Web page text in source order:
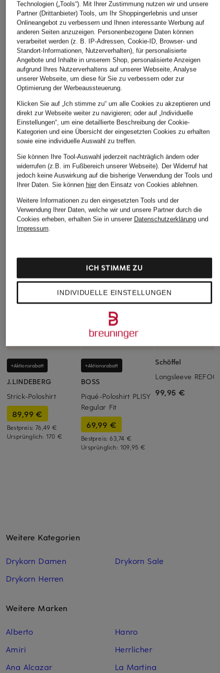
43,99 €
Bestpreis:37,39 €
Ursprünglich:59,95 €
29,99 €
Bestpreis:25,49 €
Ursprünglich:39,99 €
49,99 €
Bestpreis:
Ursprünglich:
ÄHNLICHE ARTIKEL ENTDECKEN
+Aktionsrabatt
J.LINDEBERG
Strick-Poloshirt
89,99 €
Bestpreis:76,49 €
Ursprünglich: 170 €
+Aktionsrabatt
BOSS
Piqué-Poloshirt PLISY
Regular Fit
69,99 €
Bestpreis:63,74 €
Ursprünglich: 109,95 €
Schöffel
Longsleeve
99,95 €
Weitere Kategorien
Drykorn Damen
Drykorn Herren
Drykorn Sale
Weitere Marken
Alberto
Amiri
Ana Alcazar
Hanro
Herrlicher
La Martina
Technologien („Tools“). Mit Ihrer Zustimmung nutzen wir und unsere
Partner (Drittanbieter) Tools, um Ihr Shoppingerlebnis und unser
Onlineangebot zu verbessern und Ihnen interessante Werbung auf
anderen Seiten anzuzeigen. Personenbezogene Daten können
verarbeitet werden (z. B. IP-Adressen, Cookie-ID, Browser- und
Standort-Informationen, Nutzerverhalten), für personalisierte
Angebote und Inhalte in unserem Shop, personalisierte Anzeigen
aufgrund Ihres Nutzerverhaltens auf unserer Webseite, Analyse
unserer Webseite, um diese für Sie zu verbessern oder zur
Optimierung der Werbeaussteuerung.
Klicken Sie auf „Ich stimme zu“ um alle Cookies zu akzeptieren und
direkt zur Webseite weiter zu navigieren; oder auf „Individuelle
Einstellungen“, um eine detaillierte Beschreibung der Cookie-
Kategorien und eine Übersicht der eingesetzten Cookies zu erhalten
sowie eine individuelle Auswahl zu treffen.
Sie können Ihre Tool-Auswahl jederzeit nachträglich ändern oder
widerrufen (z.B. im Fußbereich unserer Webseite). Der Widerruf hat
jedoch keine Auswirkung auf die bisherige Verwendung der Tools und
Ihrer Daten. Sie können hierden Einsatz von Cookies ablehnen.
Weitere Informationen zu den eingesetzten Tools und der
Verwendung Ihrer Daten, welche wir und unsere Partner durch die
Cookies erheben, erhalten Sie in unserer Datenschutzerklärungund
Impressum.
INDIVIDUELLE EINSTELLUNGEN
ICH STIMME ZU